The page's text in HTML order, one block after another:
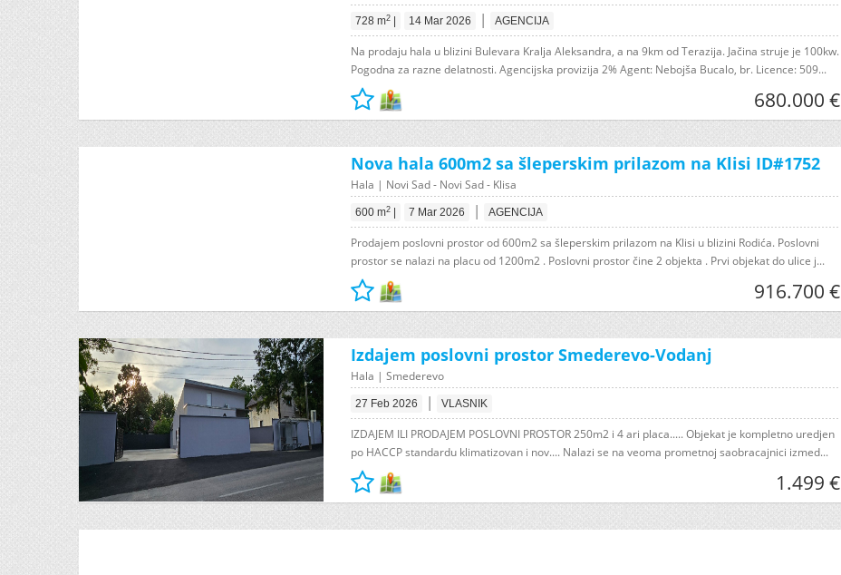
728 m2 14 Mar 2026 | AGENCIJA
Na prodaju hala u blizini Bulevara Kralja Aleksandra, a na 9km od Terazija. Jačina struje je 100kw.
Pogodna za razne delatnosti. Agencijska provizija 2% Agent: Nebojša Bucalo, br. Licence: 509...
680.000 €
Nova hala 600m2 sa šleperskim prilazom na Klisi ID#1752
Hala | Novi Sad - Novi Sad - Klisa
600 m2 7 Mar 2026 | AGENCIJA
Prodajem poslovni prostor od 600m2 sa šleperskim prilazom na Klisi u blizini Rodića. Poslovni
prostor se nalazi na placu od 1200m2 . Poslovni prostor čine 2 objekta . Prvi objekat do ulice j...
916.700 €
Izdajem poslovni prostor Smederevo-Vodanj
Hala | Smederevo
27 Feb 2026 | VLASNIK
IZDAJEM ILI PRODAJEM POSLOVNI PROSTOR 250m2 i 4 ari placa..... Objekat je kompletno uredjen
po HACCP standardu klimatizovan i nov.... Nalazi se na veoma prometnoj saobracajnici izmed...
1.499 €